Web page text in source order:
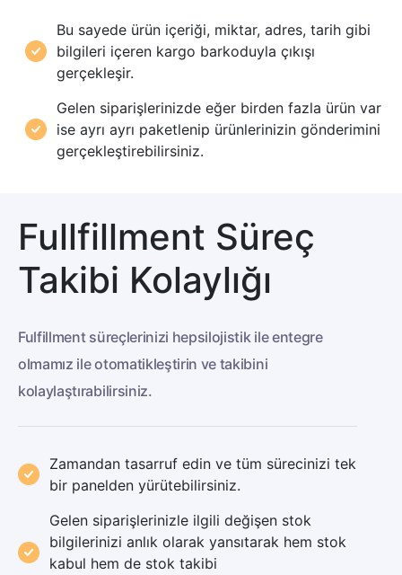
Bu sayede ürün içeriği, miktar, adres, tarih gibi
bilgileri içeren kargo barkoduyla çıkışı
gerçekleşir.
Gelen siparişlerinizde eğer birden fazla ürün var
ise ayrı ayrı paketlenip ürünlerinizin gönderimini
gerçekleştirebilirsiniz.
Fullfillment Süreç
Takibi Kolaylığı
Fulfillment süreçlerinizi hepsilojistik ile entegre
olmamız ile otomatikleştirin ve takibini
kolaylaştırabilirsiniz.
Zamandan tasarruf edin ve tüm sürecinizi tek
bir panelden yürütebilirsiniz.
Gelen siparişlerinizle ilgili değişen stok
bilgilerinizi anlık olarak yansıtarak hem stok
kabul hem de stok takibi